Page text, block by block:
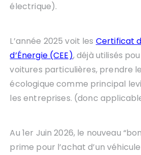
électrique).
L’année 2025 voit les Certificat
d’Énergie (CEE), déjà utilisés
voitures particulières, prendre
écologique comme principal
les entreprises. (donc
Au 1er Juin 2026, le nouveau
prime pour l’achat d’un